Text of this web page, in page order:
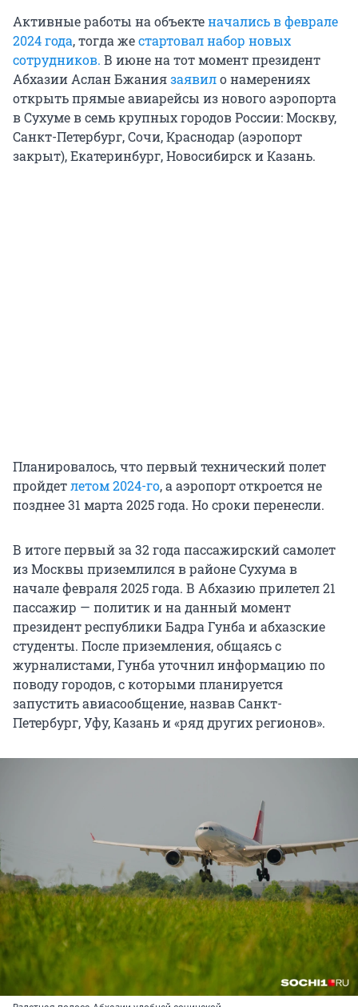
Активные работы на объектеначались в феврале
2024 года, тогда жестартовал набор новых
сотрудников. В июне на тот момент президент
Абхазии Аслан Бжаниязаявило намерениях
открыть прямые авиарейсы из нового аэропорта
в Сухуме в семь крупных городов России: Москву,
Санкт-Петербург, Сочи, Краснодар (аэропорт
закрыт), Екатеринбург, Новосибирск и Казань.
Планировалось, что первый технический полет
пройдетлетом 2024-го, а аэропорт откроется не
позднее 31 марта 2025 года. Но сроки перенесли.
В итоге первый за 32 года пассажирский самолет
из Москвы приземлился в районе Сухума в
начале февраля 2025 года. В Абхазию прилетел 21
пассажир — политик и на данный момент
президент республики Бадра Гунба и абхазские
студенты. После приземления, общаясь с
журналистами, Гунба уточнил информацию по
поводу городов, с которыми планируется
запустить авиасообщение, назвав Санкт-
Петербург, Уфу, Казань и «ряд других регионов».